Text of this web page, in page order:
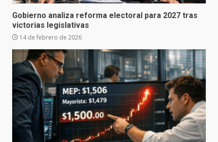
Gobierno analiza reforma electoral para 2027 tras
victorias legislativas
14 de febrero de 2026